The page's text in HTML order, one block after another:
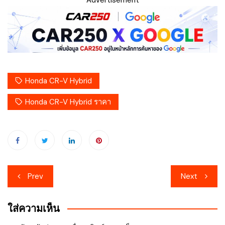
Honda CR-V Hybrid
Honda CR-V Hybrid ราคา
เมนู
นำทาง
เรื่อง
Prev Next
ใส่ความเห็น